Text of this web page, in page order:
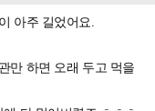
아주 길었어요.
만 하면 오래 두고 먹을